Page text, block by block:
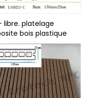
libre. platelage
bois plastique